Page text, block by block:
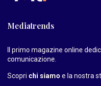
Mediatrends
Il primo magazine online
comunicazione.
Scopri chi siamo e la nostra